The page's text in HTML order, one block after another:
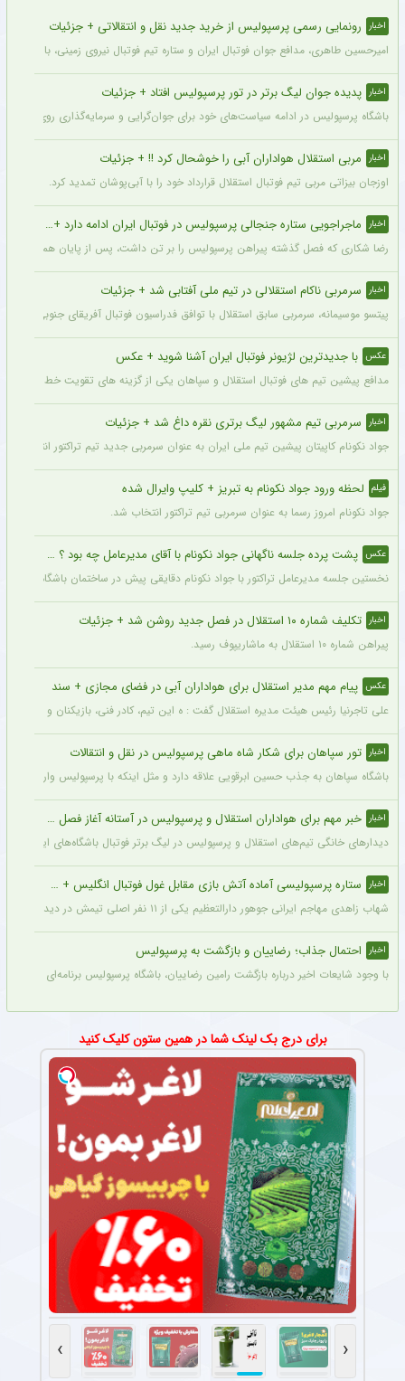
اخبار رونمایی رسمی پرسپولیس از خرید جدید نقل و انتقالاتی + جزئیات
امیرحسین طاهری، مدافع جوان فوتبال ایران و ستاره تیم فوتبال نیروی زمینی، با
اخبار پدیده جوان لیگ برتر در تور پرسپولیس افتاد + جزئیات
باشگاه پرسپولیس در ادامه سیاست‌های خود برای جوان‌گرایی و سرمایه‌گذاری روی استعدادهای آینده فوتبال
اخبار مربی استقلال هواداران آبی را خوشحال کرد !! + جزئیات
اوزجان بیزاتی مربی تیم فوتبال استقلال قرارداد خود را با آبی‌پوشان تمدید کرد.
اخبار ماجراجویی ستاره جنجالی پرسپولیس در فوتبال ایران ادامه دارد + جزئیات
رضا شکاری که فصل گذشته پیراهن پرسپولیس را بر تن داشت، پس از پایان همکاری با
اخبار سرمربی ناکام استقلالی در تیم ملی آفتابی شد + جزئیات
پیتسو موسیمانه، سرمربی سابق استقلال با توافق فدراسیون فوتبال آفریقای جنوبی
عکس با جدیدترین لژیونر فوتبال ایران آشنا شوید + عکس
مدافع پیشین تیم های فوتبال استقلال و سپاهان یکی از گزینه های تقویت خط دفاعی
اخبار سرمربی تیم مشهور لیگ برتری نقره داغ شد + جزئیات
جواد نکونام کاپیتان پیشین تیم ملی ایران به عنوان سرمربی جدید تیم تراکتور انتخاب شد.
فیلم لحظه ورود جواد نکونام به تبریز + کلیپ وایرال شده
جواد نکونام امروز رسما به عنوان سرمربی تیم تراکتور انتخاب شد.
عکس پشت پرده جلسه ناگهانی جواد نکونام با آقای مدیرعامل چه بود ؟ + عکس
نخستین جلسه مدیرعامل تراکتور با جواد نکونام دقایقی پیش در ساختمان باشگاه برگزار
اخبار تکلیف شماره ۱۰ استقلال در فصل جدید روشن شد + جزئیات
پیراهن شماره ۱۰ استقلال به ماشاریپوف رسید.
عکس پیام مهم مدیر استقلال برای هواداران آبی در فضای مجازی + سند
علی تاجرنیا رئیس هیئت مدیره استقلال گفت : ه این تیم، کادر فنی، بازیکنان و مسیری
اخبار تور سپاهان برای شکار شاه ماهی پرسپولیس در نقل و انتقالات
باشگاه سپاهان به جذب حسین ابرقویی علاقه دارد و مثل اینکه با پرسپولیس وارد
اخبار خبر مهم برای هواداران استقلال و پرسپولیس در آستانه آغاز فصل جدید
دیدارهای خانگی تیم‌های استقلال و پرسپولیس در لیگ برتر فوتبال باشگاه‌های ایران در
اخبار ستاره پرسپولیسی آماده آتش بازی مقابل غول فوتبال انگلیس + جزئیات
شهاب زاهدی مهاجم ایرانی جوهور دارالتعظیم یکی از ۱۱ نفر اصلی تیمش در دیدار تدارکاتی برابر چلسی است.
اخبار احتمال جذاب؛ رضاییان و بازگشت به پرسپولیس
با وجود شایعات اخیر درباره بازگشت رامین رضاییان، باشگاه پرسپولیس برنامه‌ای برای
برای درج بک لینک شما در همین ستون کلیک کنید
‹
›